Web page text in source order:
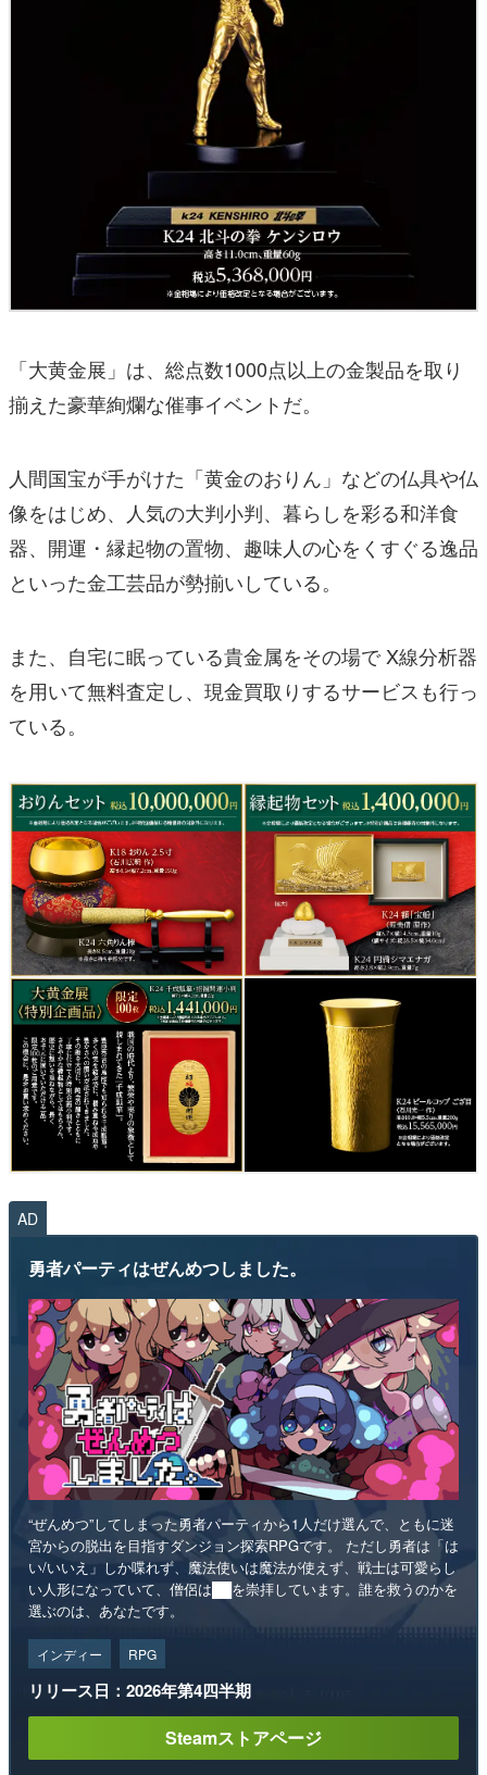
「大⻩金展」は、総点数1000点以上の金製品を取り
揃えた豪華絢爛な催事イベントだ。
人間国宝が手がけた「⻩金のおりん」などの仏具や仏
像をはじめ、人気の大判小判、暮らしを彩る和洋食
器、開運・縁起物の置物、趣味人の心をくすぐる逸品
といった金工芸品が勢揃いしている。
また、自宅に眠っている貴金属をその場で X線分析器
を用いて無料査定し、現金買取りするサービスも行っ
ている。
AD
勇者パーティはぜんめつしました。
“ぜんめつ”してしまった勇者パーティから1人だけ選んで、ともに迷
宮からの脱出を目指すダンジョン探索RPGです。 ただし勇者は「は
い/いいえ」しか喋れず、魔法使いは魔法が使えず、戦士は可愛らし
い人形になっていて、僧侶は██を崇拝しています。誰を救うのかを
選ぶのは、あなたです。
インディー RPG
リリース日：2026年第4四半期
Steamストアページ